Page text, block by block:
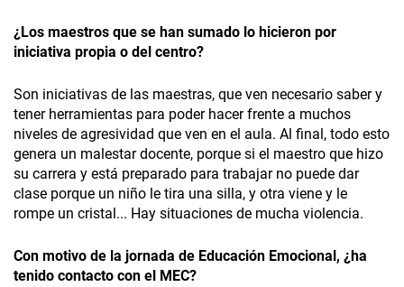
¿Los maestros que se han sumado lo hicieron por
iniciativa propia o del centro?
Son iniciativas de las maestras, que ven necesario saber y
tener herramientas para poder hacer frente a muchos
niveles de agresividad que ven en el aula. Al final, todo esto
genera un malestar docente, porque si el maestro que hizo
su carrera y está preparado para trabajar no puede dar
clase porque un niño le tira una silla, y otra viene y le
rompe un cristal... Hay situaciones de mucha violencia.
Con motivo de la jornada de Educación Emocional, ¿ha
tenido contacto con el MEC?